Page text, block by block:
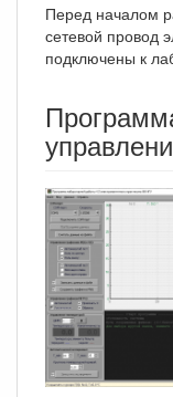
Перед началом
сетевой провод
подключены к